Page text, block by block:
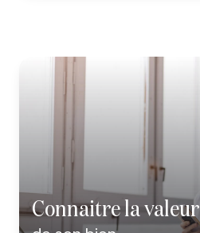
connaitre la valeur